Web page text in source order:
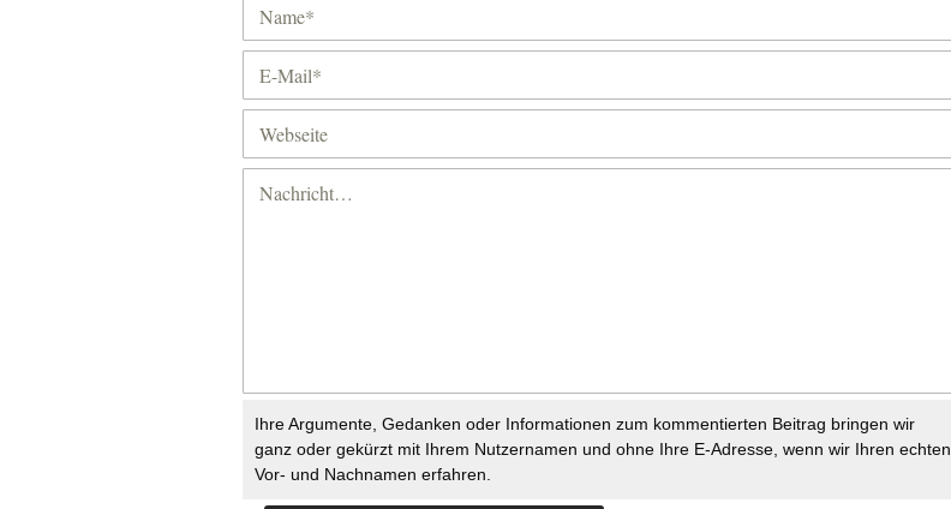
Ihre Argumente, Gedanken oder Informationen zum kommentierten Beitrag bringen wir
ganz oder gekürzt mit Ihrem Nutzernamen und ohne Ihre E-Adresse, wenn wir Ihren echten
Vor- und Nachnamen erfahren.